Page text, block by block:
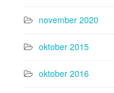
november 2020
oktober 2015
oktober 2016